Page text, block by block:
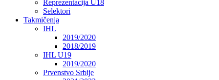
Reprezentacija U18
Selektori
Takmičenja
IHL
2019/2020
2018/2019
IHL U19
2019/2020
Prvenstvo Srbije